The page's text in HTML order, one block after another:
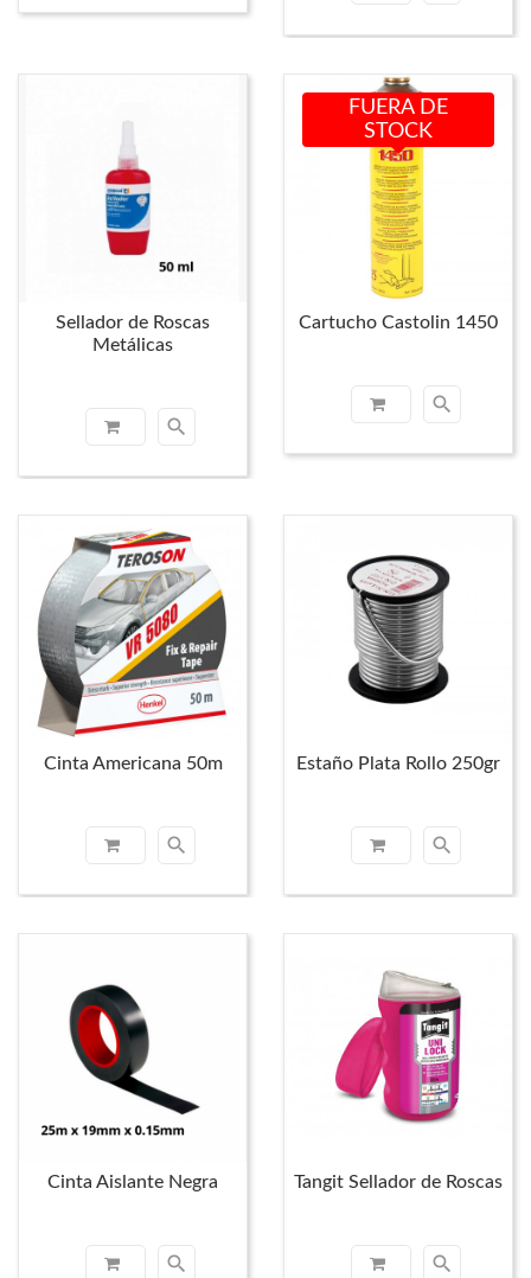
Sellador de Roscas
Metálicas
search
Cartucho Castolin 1450
search
FUERA DE
STOCK
Cinta Americana 50m
search
Estaño Plata Rollo 250gr
search
Cinta Aislante Negra
search
Tangit Sellador de Roscas
search